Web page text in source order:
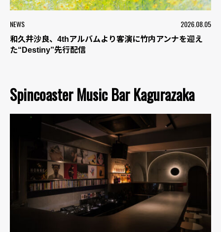
NEWS 2026.08.05
和久井沙良、4thアルバムより客演に竹内アンナを迎え
た“Destiny”先行配信
Spincoaster Music Bar Kagurazaka